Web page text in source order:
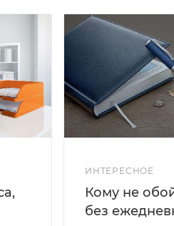
ИНТЕРЕСНОЕ
Кому не
без